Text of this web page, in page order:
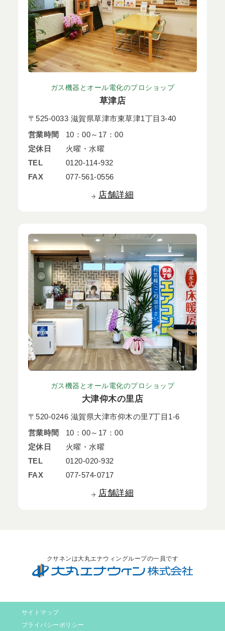
ガス機器とオール電化のプロショップ
草津店
〒525-0033 滋賀県草津市東草津1丁目3-40
営業時間
10：00～17：00
定休日
火曜・水曜
TEL
0120-114-932
FAX
077-561-0556
店舗詳細
ガス機器とオール電化のプロショップ
大津仰木の里店
〒520-0246 滋賀県大津市仰木の里7丁目1-6
営業時間
10：00～17：00
定休日
火曜・水曜
TEL
0120-020-932
FAX
077-574-0717
店舗詳細
クサネンは大丸エナウィングループの一員です
サイトマップ
プライバシーポリシー